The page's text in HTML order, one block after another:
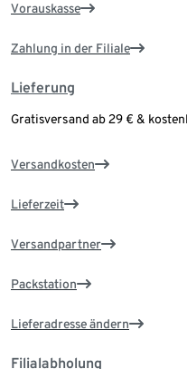
Vorauskasse
Zahlung in der Filiale
Lieferung
Gratisversand ab 29 € &
Versandkosten
Lieferzeit
Versandpartner
Packstation
Lieferadresse ändern
Filialabholung